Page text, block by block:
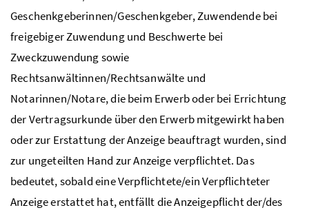
Geschenkgeberinnen/Geschenkgeber, Zuwendende bei
freigebiger Zuwendung und Beschwerte bei
Zweckzuwendung sowie
Rechtsanwältinnen/Rechtsanwälte und
Notarinnen/Notare, die beim Erwerb oder bei Errichtung
der Vertragsurkunde über den Erwerb mitgewirkt haben
oder zur Erstattung der Anzeige beauftragt wurden, sind
zur ungeteilten Hand zur Anzeige verpflichtet. Das
bedeutet, sobald eine Verpflichtete/ein Verpflichteter
Anzeige erstattet hat, entfällt die Anzeigepflicht der/des